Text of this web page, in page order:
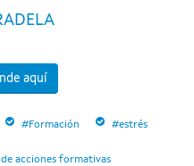
aquí
#Formación #estrés
acciones formativas